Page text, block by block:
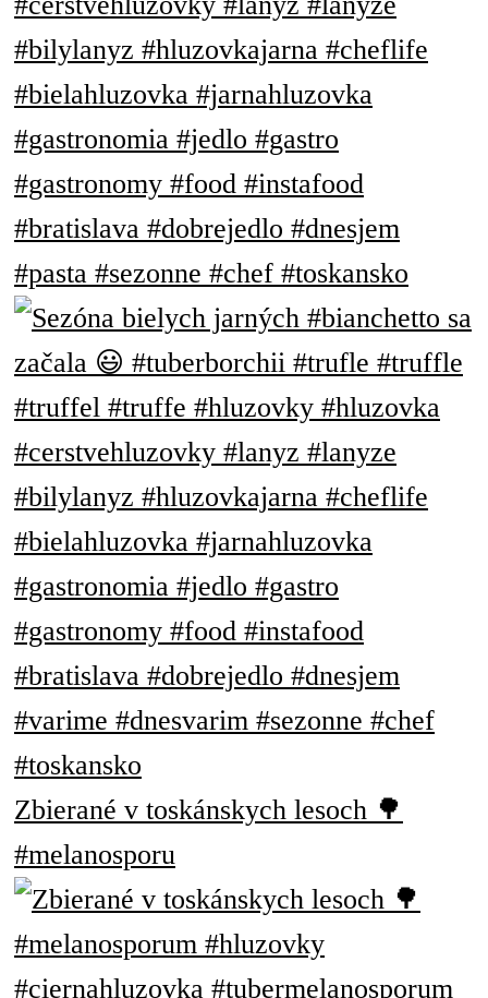
Zbierané v toskánskych lesoch 🌳
#melanosporu